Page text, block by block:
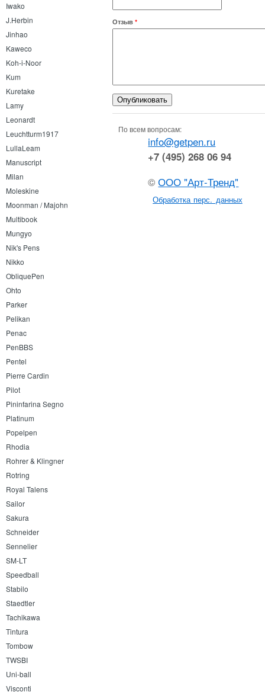
Iwako
J.Herbin
Jinhao
Kaweco
Koh-i-Noor
Kum
Kuretake
Lamy
Leonardt
Leuchtturm1917
LullaLeam
Manuscript
Milan
Moleskine
Moonman / Majohn
Multibook
Mungyo
Nik's Pens
Nikko
ObliquePen
Ohto
Parker
Pelikan
Penac
PenBBS
Pentel
Pierre Cardin
Pilot
Pininfarina Segno
Platinum
Popelpen
Rhodia
Rohrer & Klingner
Rotring
Royal Talens
Sailor
Sakura
Schneider
Sennelier
SM-LT
Speedball
Stabilo
Staedtler
Tachikawa
Tintura
Tombow
TWSBI
Uni-ball
Visconti
Отзыв *
По всем вопросам:
info@getpen.ru
+7 (495) 268 06 94
©ООО "Арт-Тренд"
Обработка перс. данных